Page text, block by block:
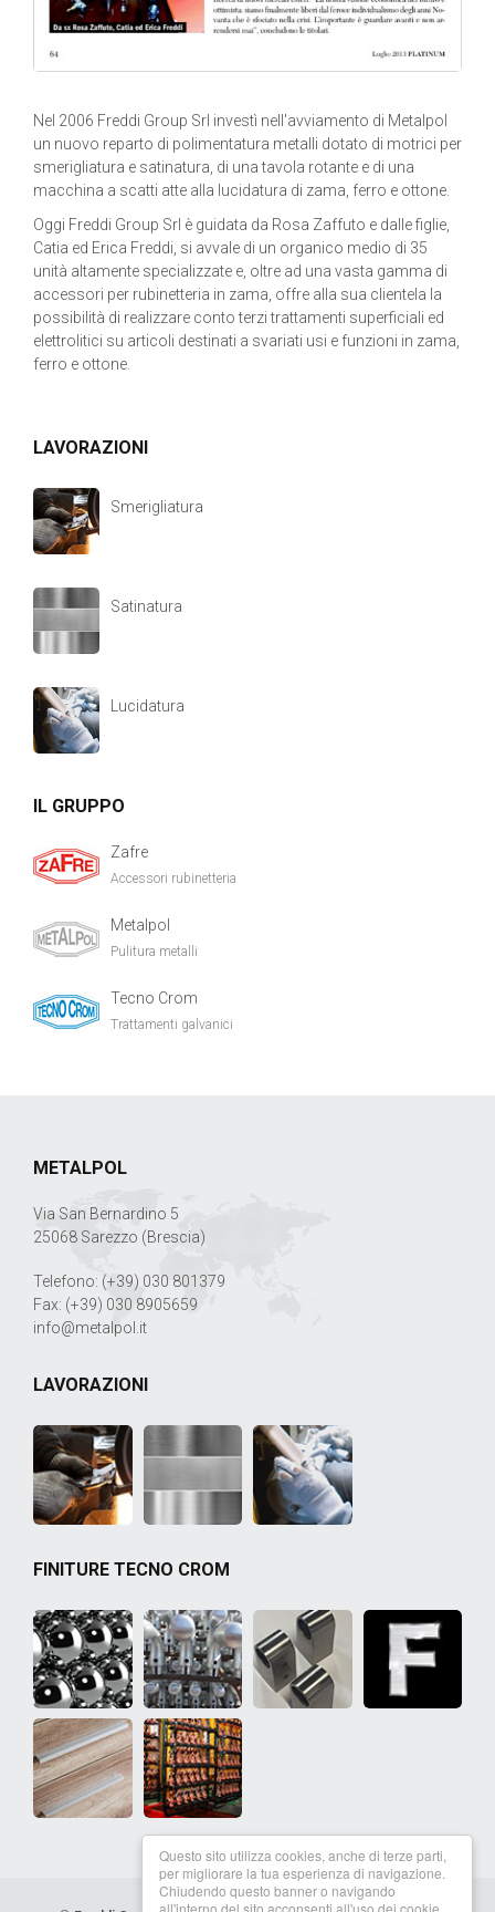
Nel 2006 Freddi Group Srl investì nell'avviamento di Metalpol
un nuovo reparto di polimentatura metalli dotato di motrici per
smerigliatura e satinatura, di una tavola rotante e di una
macchina a scatti atte alla lucidatura di zama, ferro e ottone.
Oggi Freddi Group Srl è guidata da Rosa Zaffuto e dalle figlie,
Catia ed Erica Freddi, si avvale di un organico medio di 35
unità altamente specializzate e, oltre ad una vasta gamma di
accessori per rubinetteria in zama, offre alla sua clientela la
possibilità di realizzare conto terzi trattamenti superficiali ed
elettrolitici su articoli destinati a svariati usi e funzioni in zama,
ferro e ottone.
LAVORAZIONI
Smerigliatura
Satinatura
Lucidatura
IL GRUPPO
Zafre
Accessori rubinetteria
Metalpol
Pulitura metalli
Tecno Crom
Trattamenti galvanici
METALPOL
Via San Bernardino 5
25068 Sarezzo (Brescia)
Telefono: (+39) 030 801379
Fax: (+39) 030 8905659
info@metalpol.it
LAVORAZIONI
FINITURE TECNO CROM
Questo sito utilizza cookies, anche di terze parti,
per migliorare la tua esperienza di navigazione.
Chiudendo questo banner o navigando
all'interno del sito acconsenti all'uso dei cookie.